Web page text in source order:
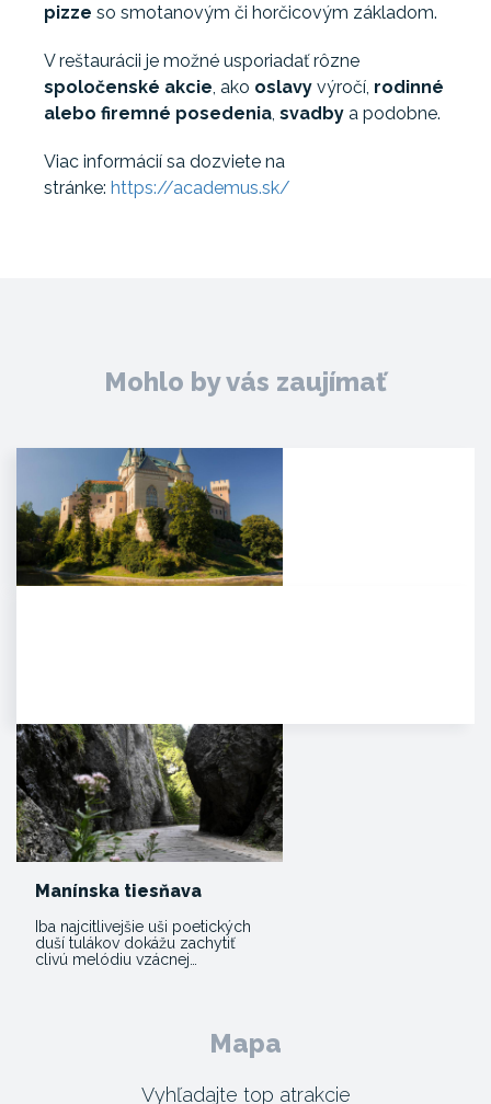
pizze so smotanovým či horčicovým základom.
V reštaurácii je možné usporiadať rôzne
spoločenské akcie , ako oslavy výročí, rodinné
alebo firemné posedenia svadby a podobne.
Viac informácií sa dozviete na
stránke: https://academus.sk/
Mohlo by vás zaujímať
Manínska tiesňava
Iba najcitlivejšie uši poetických
duší tulákov dokážu zachytiť
clivú melódiu vzácnej…
Mapa
Vyhľadajte top atrakcie